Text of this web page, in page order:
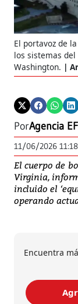
El portavoz de
los sistemas
Washington.
PorAgencia
11/06/2026 11:18
El cuerpo de
Virginia,
incluido el
operando
Encuentra